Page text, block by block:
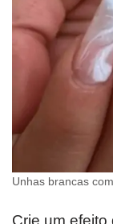
Unhas brancas
Crie um